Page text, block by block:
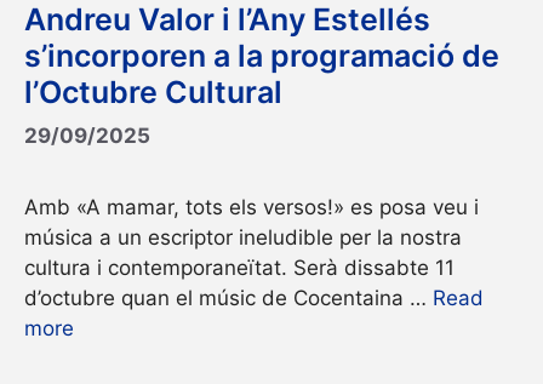
Andreu Valor i l’Any Estellés
s’incorporen a la programació de
l’Octubre Cultural
29/09/2025
Amb «A mamar, tots els versos!» es posa veu i
música a un escriptor ineludible per la nostra
cultura i contemporaneïtat. Serà dissabte 11
d’octubre quan el músic de Cocentaina … Read
more